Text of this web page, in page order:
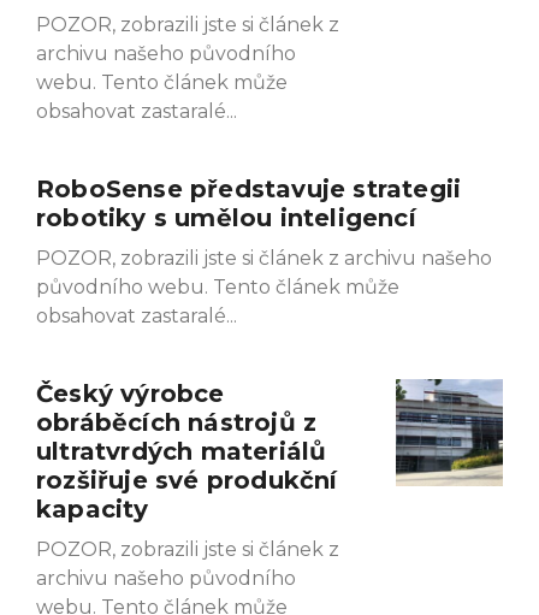
POZOR, zobrazili jste si článek z
archivu našeho původního
webu. Tento článek může
obsahovat zastaralé
RoboSense představuje strategii
robotiky s umělou inteligencí
POZOR, zobrazili jste si článek z archivu našeho
původního webu. Tento článek může
obsahovat zastaralé
Český výrobce
obráběcích nástrojů z
ultratvrdých materiálů
rozšiřuje své produkční
kapacity
POZOR, zobrazili jste si článek z
archivu našeho původního
webu. Tento článek může